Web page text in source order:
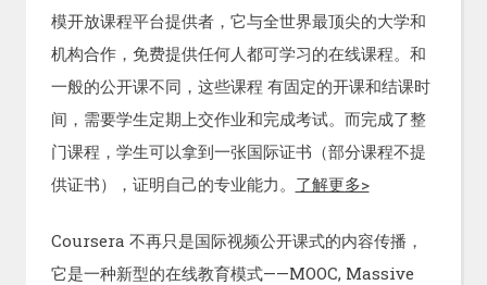
模开放课程平台提供者，它与全世界最顶尖的大学和
机构合作，免费提供任何人都可学习的在线课程。和
一般的公开课不同，这些课程 有固定的开课和结课时
间，需要学生定期上交作业和完成考试。而完成了整
门课程，学生可以拿到一张国际证书（部分课程不提
供证书），证明自己的专业能力。 了解更多>
Coursera 不再只是国际视频公开课式的内容传播，
它是一种新型的在线教育模式——MOOC, Massive